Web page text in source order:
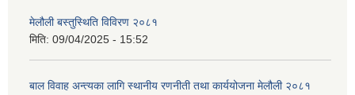
मेलौली बस्तुस्थिति विविरण २०८१
मिति: 09/04/2025 - 15:52
बाल विवाह अन्त्यका लागि स्थानीय रणनीती तथा कार्ययोजना मेलौली २०८१